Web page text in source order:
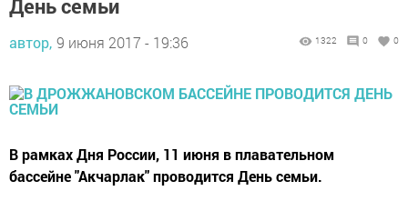
День семьи
автор, 9 июня 2017 - 19:36 1322 0 0
В рамках Дня России, 11 июня в плавательном
бассейне "Акчарлак" проводится День семьи.